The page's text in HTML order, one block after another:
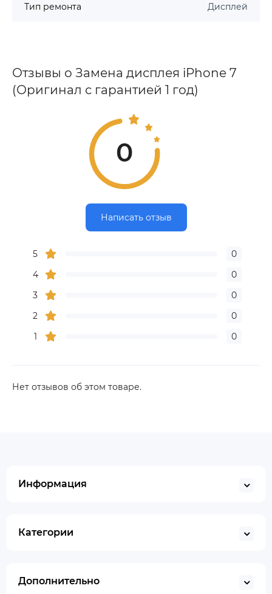
Тип ремонта Дисплей
Отзывы о Замена дисплея iPhone 7
(Оригинал с гарантией 1 год)
0
Написать отзыв
5
0
4
0
3
0
2
0
1
0
Нет отзывов об этом товаре.
Информация
Категории
Дополнительно